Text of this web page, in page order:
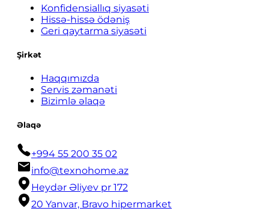
Konfidensiallıq siyasəti
Hissə-hissə ödəniş
Geri qaytarma siyasəti
Şirkət
Haqqımızda
Servis zəmanəti
Bizimlə əlaqə
Əlaqə
+994 55 200 35 02
info@texnohome.az
Heydər Əliyev pr 172
20 Yanvar, Bravo hipermarket